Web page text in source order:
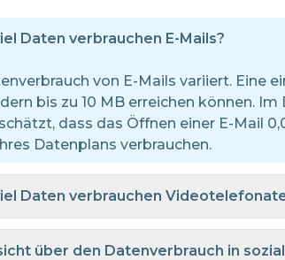
Daten verbrauchen E-Mails?
von E-Mails variiert. Eine
bis zu 10 MB erreichen können.
dass das Öffnen einer E-Mail
Datenplans verbrauchen.
Daten verbrauchen
über den Datenverbrauch in